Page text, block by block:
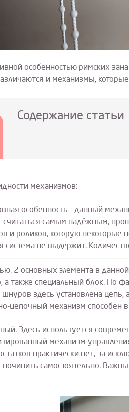
особенностью римских
и механизмы,
Содержание статьи
механизмов:
особенность – данный
считаться самым надёжным,
и роликов, которую некоторые
система не выдержит.
2 основных элемента в
также специальный блок. По
шнуров здесь установлена цепь,
цепочный механизм способен
Здесь используется
механизм
практически нет, за
починить самостоятельно.